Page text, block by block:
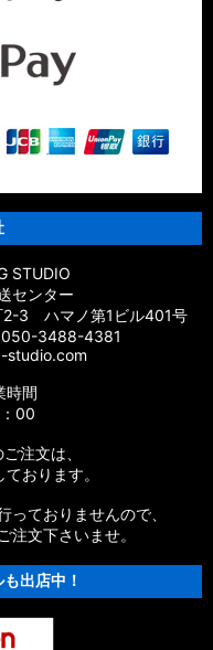
STUDIO
センター
3 ハマノ第1ビル401号
3488-4381
studio.com
時間
00
注文は、
おります。
ておりませんので、
注文下さいませ。
出店中！